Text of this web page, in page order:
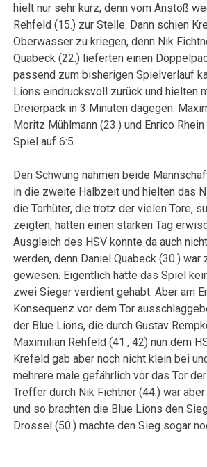
hielt nur sehr kurz, denn vom Anstoß
Rehfeld (15.) zur Stelle. Dann schien
Oberwasser zu kriegen, denn Nik
Quabeck (22.) lieferten einen
passend zum bisherigen Spielverlauf
Lions eindrucksvoll zurück und hielten
Dreierpack in 3 Minuten dagegen.
Moritz Mühlmann (23.) und Enrico
Spiel auf 6:5.
Den Schwung nahmen beide
in die zweite Halbzeit und hielten das
die Torhüter, die trotz der vielen Tore,
zeigten, hatten einen starken Tag
Ausgleich des HSV konnte da auch
werden, denn Daniel Quabeck (30.) war
gewesen. Eigentlich hätte das Spiel
zwei Sieger verdient gehabt. Aber am
Konsequenz vor dem Tor
der Blue Lions, die durch Gustav
Maximilian Rehfeld (41., 42) nun dem
Krefeld gab aber noch nicht klein bei
mehrere male gefährlich vor das Tor
Treffer durch Nik Fichtner (44.) war
und so brachten die Blue Lions den
Drossel (50.) machte den Sieg sogar